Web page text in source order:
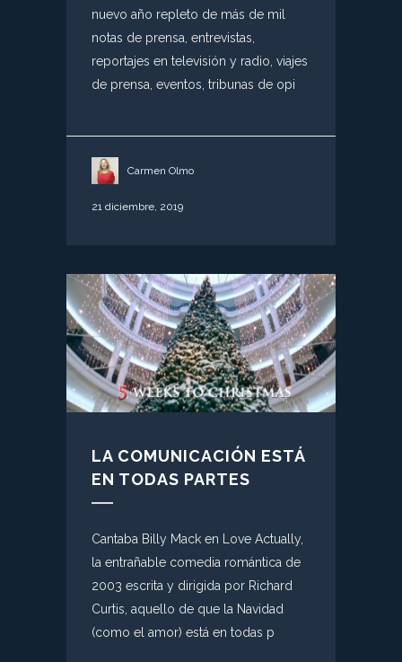
nuevo año repleto de más de mil
notas de prensa, entrevistas,
reportajes en televisión y radio, viajes
de prensa, eventos, tribunas de opi
Carmen Olmo
21 diciembre, 2019
LA COMUNICACIÓN ESTÁ
EN TODAS PARTES
Cantaba Billy Mack en Love Actually,
la entrañable comedia romántica de
2003 escrita y dirigida por Richard
Curtis, aquello de que la Navidad
(como el amor) está en todas p